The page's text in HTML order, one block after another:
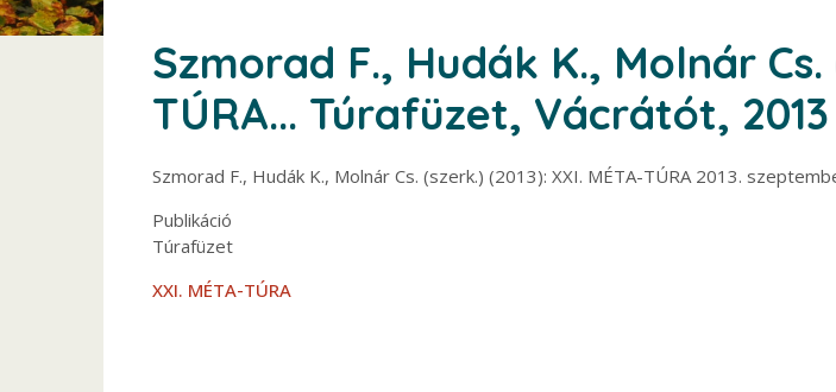
Szmorad F., Hudák K., Molnár Cs.
TÚRA... Túrafüzet, Vácrátót, 2013
Szmorad F., Hudák K., Molnár Cs. (szerk.) (2013): XXI. MÉTA-TÚRA 2013.
Publikáció
Túrafüzet
XXI. MÉTA-TÚRA